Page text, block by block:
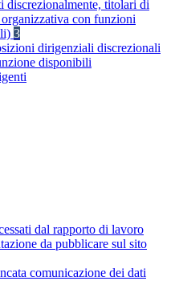
discrezionalmente, titolari di
con funzioni
3
dirigenziali discrezionali
disponibili
dal rapporto di lavoro
da pubblicare sul sito
comunicazione dei dati